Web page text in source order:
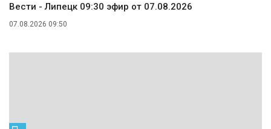
Вести - Липецк 09:30 эфир от 07.08.2026
07.08.2026 09:50